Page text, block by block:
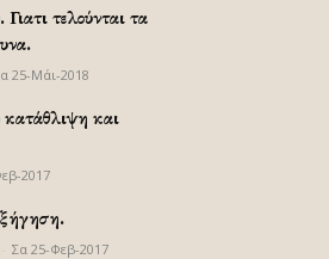
τελούνται τα
25-Μάι-2018
και
2017
Σα 25-Φεβ-2017